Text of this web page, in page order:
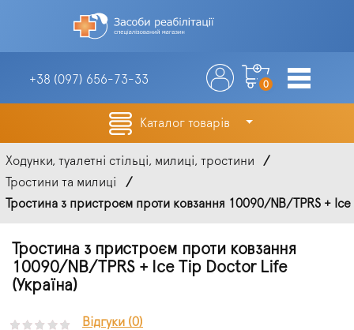
+38 (097) 656-73-33 0
Каталог товарів
Ходунки, туалетні стільці, милиці, тростини
Тростини та милиці
Тростина з пристроєм проти ковзання 10090/NB/TPRS + Ice
Тростина з пристроєм проти ковзання
10090/NB/TPRS + Ice Tip Doctor Life
(Україна)
Відгуки (0)